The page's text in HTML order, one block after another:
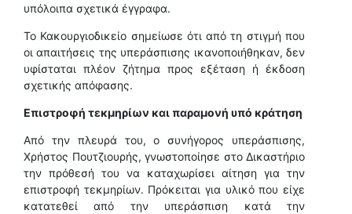
υπόλοιπα σχετικά έγγραφα.
Το Κακουργιοδικείο σημείωσε ότι από τη στιγμή που
οι απαιτήσεις της υπεράσπισης ικανοποιήθηκαν, δεν
υφίσταται πλέον ζήτημα προς εξέταση ή έκδοση
σχετικής απόφασης.
Επιστροφή τεκμηρίων και παραμονή υπό κράτηση
Από την πλευρά του, ο συνήγορος υπεράσπισης,
Χρήστος Πουτζιουρής, γνωστοποίησε στο Δικαστήριο
την πρόθεσή του να καταχωρίσει αίτηση για την
επιστροφή τεκμηρίων. Πρόκειται για υλικό που είχε
κατατεθεί από την υπεράσπιση κατά την